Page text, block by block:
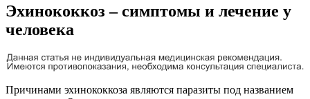
Эхинококкоз – симптомы и лечение у
человека
Причинами эхинококкоза являются паразиты под названием